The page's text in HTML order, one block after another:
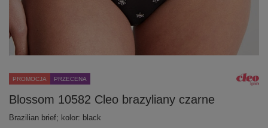
PROMOCJA PRZECENA
Blossom 10582 Cleo brazyliany czarne
Brazilian brief; kolor: black